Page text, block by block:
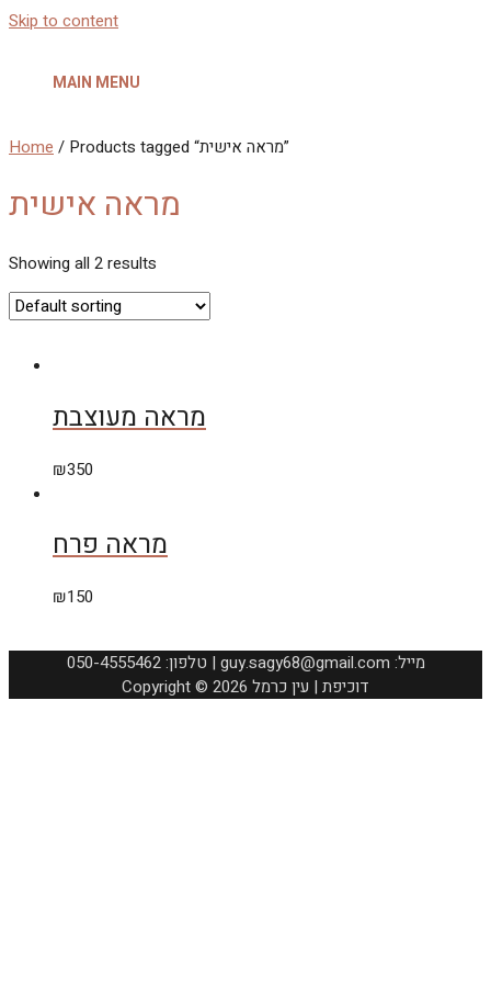
Skip to content
MAIN MENU
Home / Products tagged “מראה אישית”
מראה אישית
Showing all 2 results
מראה מעוצבת
₪350
מראה פרח
₪150
050-4555462 :טלפון | guy.sagy68@gmail.com :מייל
Copyright © 2026 דוכיפת | עין כרמל